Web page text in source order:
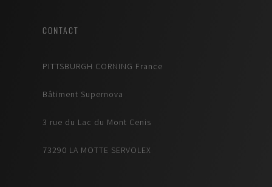
CONTACT
PITTSBURGH CORNING France
Bâtiment Supernova
3 rue du Lac du Mont Cenis
73290 LA MOTTE SERVOLEX